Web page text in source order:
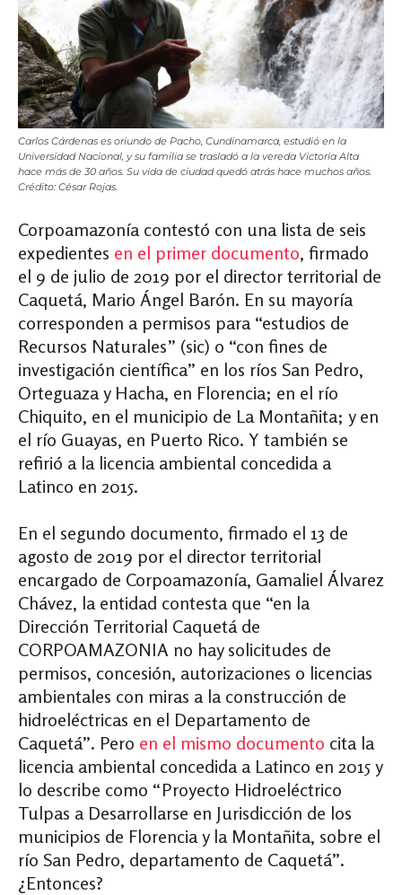
Carlos Cárdenas es oriundo de Pacho, Cundinamarca, estudió en la
Universidad Nacional, y su familia se trasladó a la vereda Victoria Alta
hace más de 30 años. Su vida de ciudad quedó atrás hace muchos años.
Crédito: César Rojas.
Corpoamazonía contestó con una lista de seis
expedientes en el primer documento, firmado
el 9 de julio de 2019 por el director territorial de
Caquetá, Mario Ángel Barón. En su mayoría
corresponden a permisos para “estudios de
Recursos Naturales” (sic) o “con fines de
investigación científica” en los ríos San Pedro,
Orteguaza y Hacha, en Florencia; en el río
Chiquito, en el municipio de La Montañita; y en
el río Guayas, en Puerto Rico. Y también se
refirió a la licencia ambiental concedida a
Latinco en 2015.
En el segundo documento, firmado el 13 de
agosto de 2019 por el director territorial
encargado de Corpoamazonía, Gamaliel Álvarez
Chávez, la entidad contesta que “en la
Dirección Territorial Caquetá de
CORPOAMAZONIA no hay solicitudes de
permisos, concesión, autorizaciones o licencias
ambientales con miras a la construcción de
hidroeléctricas en el Departamento de
Caquetá”. Pero en el mismo documento cita la
licencia ambiental concedida a Latinco en 2015 y
lo describe como “Proyecto Hidroeléctrico
Tulpas a Desarrollarse en Jurisdicción de los
municipios de Florencia y la Montañita, sobre el
río San Pedro, departamento de Caquetá”.
¿Entonces?